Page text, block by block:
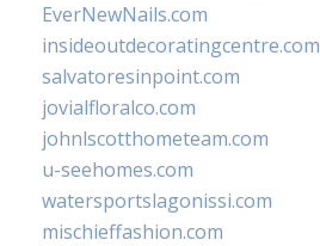
EverNewNails.com
insideoutdecoratingcentre.com
salvatoresinpoint.com
jovialfloralco.com
johnlscotthometeam.com
u-seehomes.com
watersportslagonissi.com
mischieffashion.com